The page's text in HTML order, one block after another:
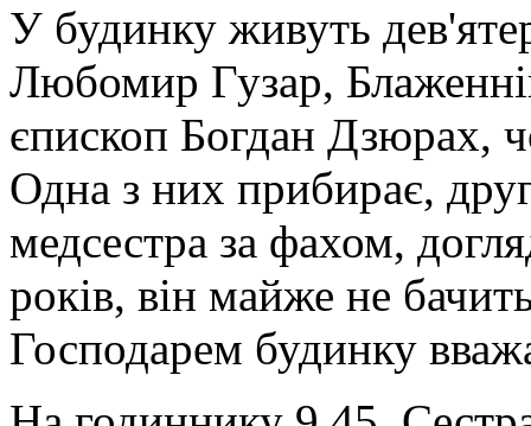
У будинку живуть
Любомир Гузар,
єпископ Богдан Дзюрах,
Одна з них прибирає,
медсестра за фахом,
років, він майже не
Господарем будинку